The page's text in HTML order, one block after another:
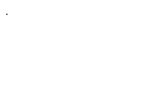
.